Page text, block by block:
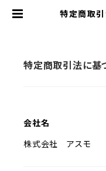
特定商取
特定商取引法に基
会社名
株式会社 アスモ